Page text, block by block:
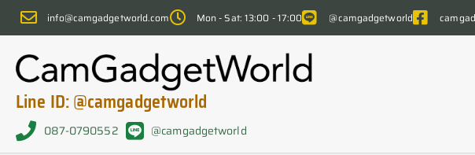
info@camgadgetworld.com Mon - Sat: 13:00 - 17:00 @camgadgetworld
Line ID: @camgadgetworld
087-0790552 @camgadgetworld